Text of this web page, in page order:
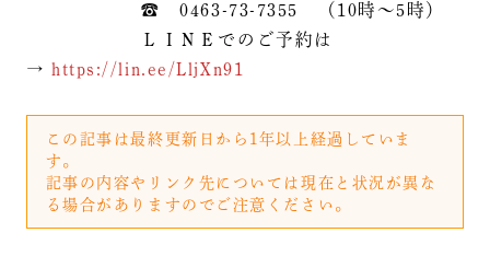
☎ 0463-73-7355 （10時～5時）
ＬＩＮＥでのご予約は
→ https://lin.ee/LljXn91
この記事は最終更新日から1年以上経過していま
す。
記事の内容やリンク先については現在と状況が異な
る場合がありますのでご注意ください。